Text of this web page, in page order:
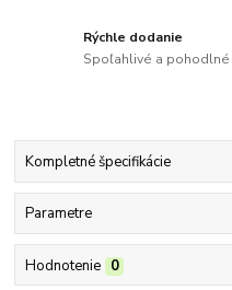
Rýchle dodanie
Spoľahlivé a pohodlné
Kompletné špecifikácie
Parametre
Hodnotenie 0